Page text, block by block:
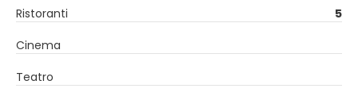
Ristoranti
5
Cinema
Teatro